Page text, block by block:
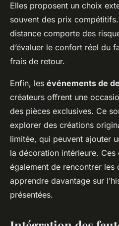
Elles proposent un choix
souvent des prix
distance comporte des
d’évaluer le confort réel du
frais de retour.
Enfin, les événements de
créateurs offrent une
des pièces exclusives. Ce
explorer des créations
limitée, qui peuvent ajouter
la décoration intérieure. Ces
également de rencontrer les
apprendre davantage sur
présentées.